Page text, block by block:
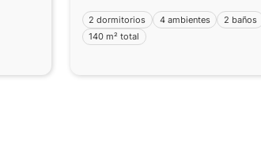
2 dormitorios 4 ambientes 2 baños
140 m² total